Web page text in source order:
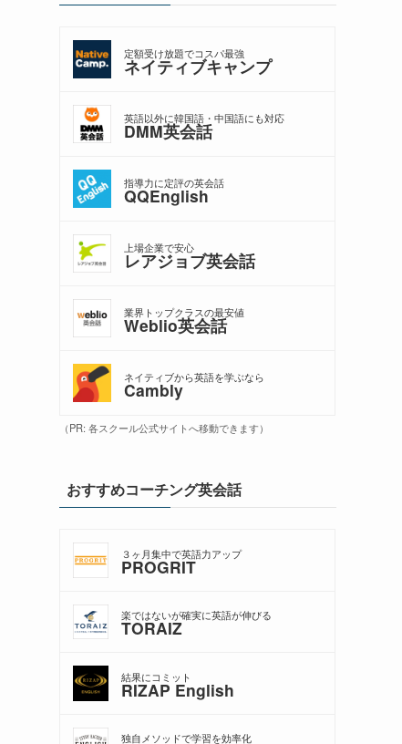
定額受け放題でコスパ最強
ネイティブキャンプ
英語以外に韓国語・中国語にも対応
DMM英会話
指導力に定評の英会話
QQEnglish
上場企業で安心
レアジョブ英会話
業界トップクラスの最安値
Weblio英会話
ネイティブから英語を学ぶなら
Cambly
（PR: 各スクール公式サイトへ移動できます）
おすすめコーチング英会話
３ヶ月集中で英語力アップ
PROGRIT
楽ではないが確実に英語が伸びる
TORAIZ
結果にコミット
RIZAP English
独自メソッドで学習を効率化